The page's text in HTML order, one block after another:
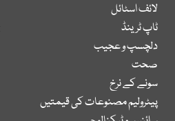
لائف اسٹائل
ٹاپ ٹرینڈ
دلچسپ و عجیب
صحت
سونے کے نرخ
پیٹرولیم مصنوعات کی قیمتیں